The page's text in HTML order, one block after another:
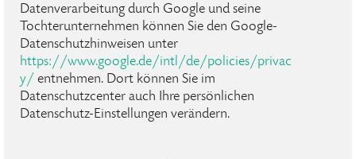
Datenverarbeitung durch Google und seine
Tochterunternehmen können Sie den Google-
Datenschutzhinweisen unter
https://www.google.de/intl/de/policies/privac
y/ entnehmen. Dort können Sie im
Datenschutzcenter auch Ihre persönlichen
Datenschutz-Einstellungen verändern.